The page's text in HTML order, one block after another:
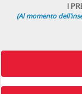
I
(Al momento